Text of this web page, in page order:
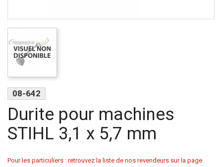
08-642
Durite pour machines
STIHL 3,1 x 5,7 mm
Pour les particuliers : retrouvez la liste de nos revendeurs sur la page